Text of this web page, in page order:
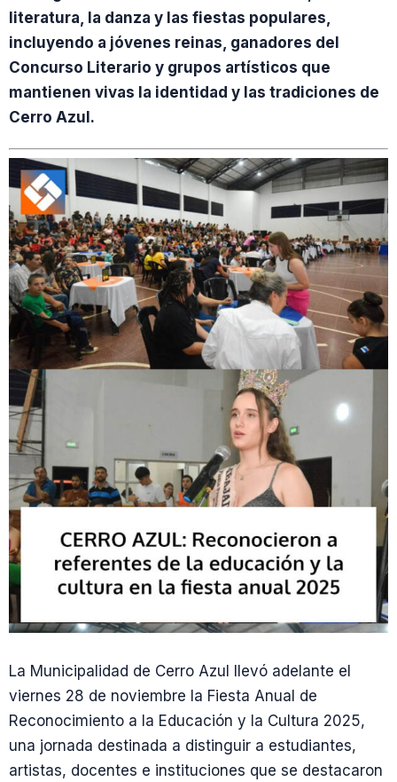
literatura, la danza y las fiestas populares,
incluyendo a jóvenes reinas, ganadores del
Concurso Literario y grupos artísticos que
mantienen vivas la identidad y las tradiciones de
Cerro Azul.
La Municipalidad de Cerro Azul llevó adelante el
viernes 28 de noviembre la Fiesta Anual de
Reconocimiento a la Educación y la Cultura 2025,
una jornada destinada a distinguir a estudiantes,
artistas, docentes e instituciones que se destacaron